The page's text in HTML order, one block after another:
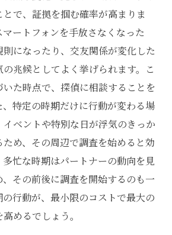
知っておくべき法律
証拠の法的効力
証拠の活用法
連携の重要性
法律的なリスク管理
を成功させるための準備
浮気調査東京都豊島区での心強
ミュニケーションのコツ
共有と修正
で、証拠を掴む確率が高まりま
ートフォンを手放さなくなった
則になったり、交友関係が変化した
の兆候としてよく挙げられます。こ
た時点で、探偵に相談することを
特定の時期だけに行動が変わる場
ベントや特別な日が浮気のきっか
め、その周辺で調査を始めると効
忙な時期はパートナーの動向を見
その前後に調査を開始するのも一
行動が、最小限のコストで最大の
めるでしょう。